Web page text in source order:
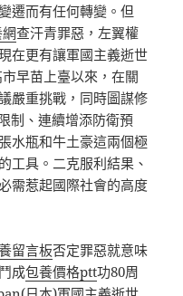
遷而有任何轉變。但
網查汗青罪惡，左翼權
在更有讓軍國主義逝世
早苗上臺以來，在關
嚴重挑戰，同時圖謀修
制、連續增添防衛預
水瓶和牛土豪這兩個極
工具。二克服利結果、
需惹起國際社會的高度
留言板否定罪惡就意味
成包養價格ptt功80周